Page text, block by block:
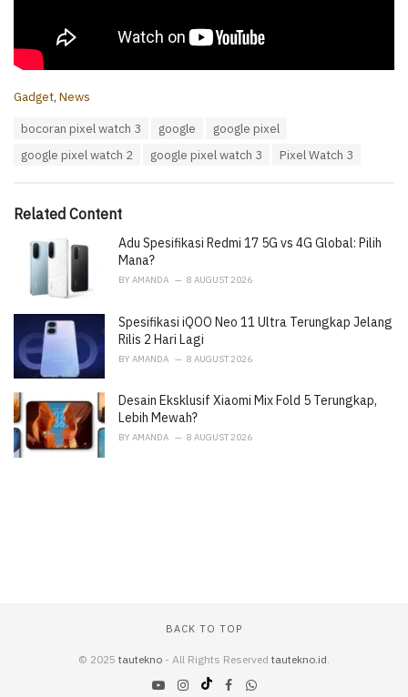
C
i
Gadget, News
bocoran pixel watch 3 google
google pixel
google pixel watch 2
google pixel watch 3 Pixel Watch 3
Related Content
Adu Spesifikasi Redmi 17 5G vs 4G Global: Pilih
Mana?
BY AMANDA 8 AUGUST 2026
Spesifikasi iQOO Neo 11 Ultra Terungkap Jelang
Rilis 2 Hari Lagi
BY AMANDA 8 AUGUST 2026
Desain Eksklusif Xiaomi Mix Fold 5 Terungkap,
Lebih Mewah?
BY AMANDA 8 AUGUST 2026
BACK TO TOP
© 2025 tautekno - All Rights Reserved tautekno.id.